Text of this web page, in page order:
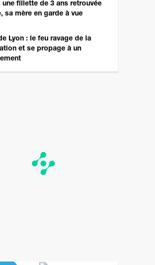
une fillette de 3 ans retrouvée
sa mère en garde à vue
Lyon : le feu ravage de la
et se propage à un